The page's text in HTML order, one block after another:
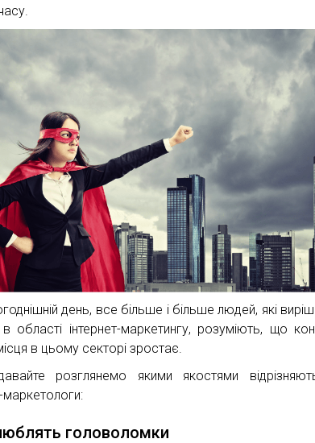
день, все більше і більше людей, які
в області інтернет-маркетингу, розуміють, що
в цьому секторі зростає.
розглянемо якими якостями
маркетологи:
головоломки